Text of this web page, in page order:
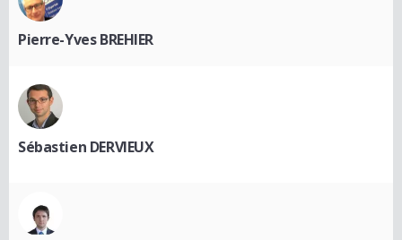
Pierre-Yves BREHIER
Sébastien DERVIEUX